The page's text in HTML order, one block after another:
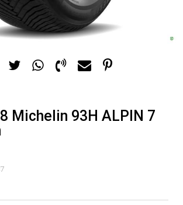
Michelin 93H ALPIN 7